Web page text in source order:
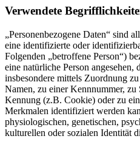
Verwendete
„Personenbezogene Daten“ sind
eine identifizierte oder
Folgenden „betroffene Person“)
eine natürliche Person
insbesondere mittels Zuordnung
Namen, zu einer Kennnummer,
Kennung (z.B. Cookie) oder zu
Merkmalen identifiziert werden
physiologischen, genetischen,
kulturellen oder sozialen Identität